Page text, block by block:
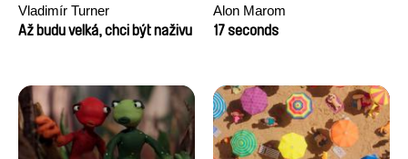
Vladimír Turner
Až budu velká, chci být naživu
Alon Marom
17 seconds